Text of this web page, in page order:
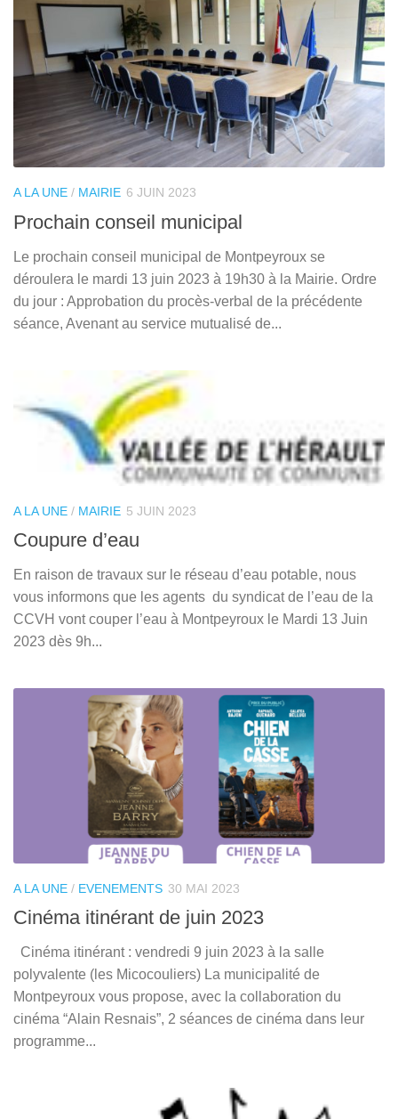
A LA UNE / MAIRIE 6 JUIN 2023
Prochain conseil municipal
Le prochain conseil municipal de Montpeyroux se
déroulera le mardi 13 juin 2023 à 19h30 à la Mairie. Ordre
du jour : Approbation du procès-verbal de la précédente
séance, Avenant au service mutualisé de...
A LA UNE / MAIRIE 5 JUIN 2023
Coupure d’eau
En raison de travaux sur le réseau d’eau potable, nous
vous informons que les agents du syndicat de l’eau de la
CCVH vont couper l’eau à Montpeyroux le Mardi 13 Juin
2023 dès 9h...
A LA UNE / EVENEMENTS 30 MAI 2023
Cinéma itinérant de juin 2023
Cinéma itinérant : vendredi 9 juin 2023 à la salle
polyvalente (les Micocouliers) La municipalité de
Montpeyroux vous propose, avec la collaboration du
cinéma “Alain Resnais”, 2 séances de cinéma dans leur
programme...